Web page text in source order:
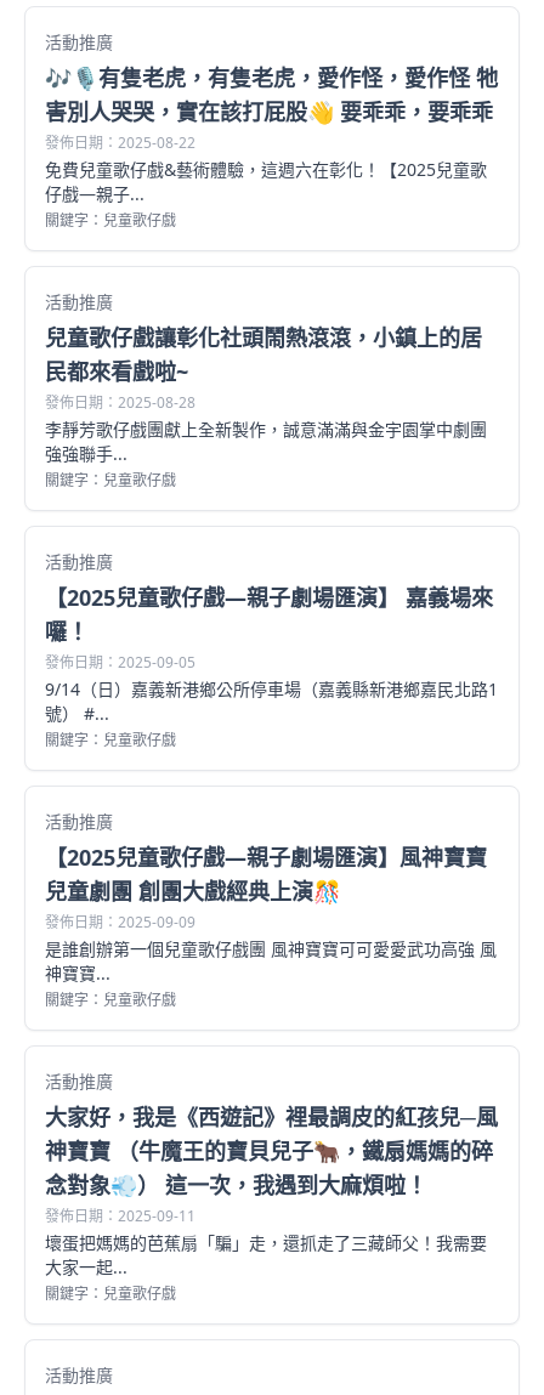
活動推廣
🎶🎙有隻老虎，有隻老虎，愛作怪，愛作怪 牠
害別人哭哭，實在該打屁股👋 要乖乖，要乖乖
發佈日期：2025-08-22
免費兒童歌仔戲&藝術體驗，這週六在彰化！【2025兒童歌
仔戲—親子...
關鍵字：兒童歌仔戲
活動推廣
兒童歌仔戲讓彰化社頭鬧熱滾滾，小鎮上的居
民都來看戲啦~
發佈日期：2025-08-28
李靜芳歌仔戲團獻上全新製作，誠意滿滿與金宇園掌中劇團
強強聯手...
關鍵字：兒童歌仔戲
活動推廣
【2025兒童歌仔戲—親子劇場匯演】 嘉義場來
囉！
發佈日期：2025-09-05
9/14（日）嘉義新港鄉公所停車場（嘉義縣新港鄉嘉民北路1
號） #...
關鍵字：兒童歌仔戲
活動推廣
【2025兒童歌仔戲—親子劇場匯演】風神寶寶
兒童劇團 創團大戲經典上演🎊
發佈日期：2025-09-09
是誰創辦第一個兒童歌仔戲團 風神寶寶可可愛愛武功高強 風
神寶寶...
關鍵字：兒童歌仔戲
活動推廣
大家好，我是《西遊記》裡最調皮的紅孩兒─風
神寶寶 （牛魔王的寶貝兒子🐂，鐵扇媽媽的碎
念對象💨） 這一次，我遇到大麻煩啦！
發佈日期：2025-09-11
壞蛋把媽媽的芭蕉扇「騙」走，還抓走了三藏師父！我需要
大家一起...
關鍵字：兒童歌仔戲
活動推廣